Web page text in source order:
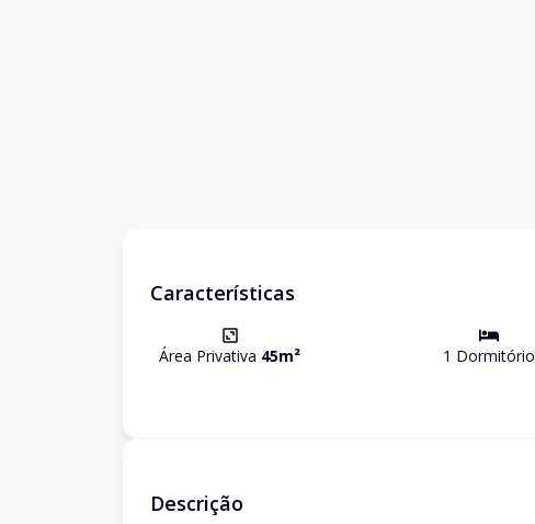
Características
Área Privativa 45m² 1 Dormitório
Descrição